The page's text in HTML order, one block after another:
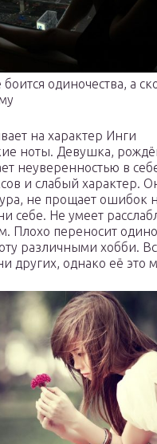
одиночества, а
на характер Инги
ноты. Девушка,
неуверенностью в
и слабый характер.
не прощает ошибок
себе. Не умеет
Плохо переносит
различными хобби.
других, однако её это